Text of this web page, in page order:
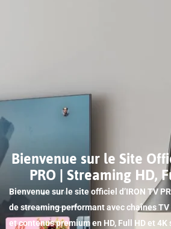
Bienvenue sur le Site
PRO | Streaming HD,
Bienvenue sur le site officiel d’IRON TV
de streaming performant avec chaînes
et contenus premium en HD, Full HD et